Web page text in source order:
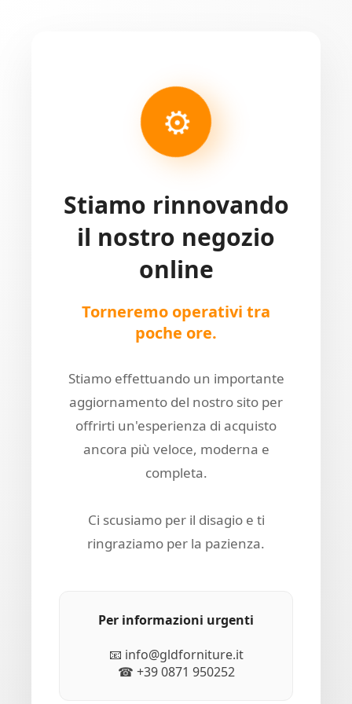
⚙
Stiamo rinnovando
il nostro negozio
online
Torneremo operativi tra
poche ore.
Stiamo effettuando un importante
aggiornamento del nostro sito per
offrirti un'esperienza di acquisto
ancora più veloce, moderna e
completa.
Ci scusiamo per il disagio e ti
ringraziamo per la pazienza.
Per informazioni urgenti
📧 info@gldforniture.it
☎ +39 0871 950252